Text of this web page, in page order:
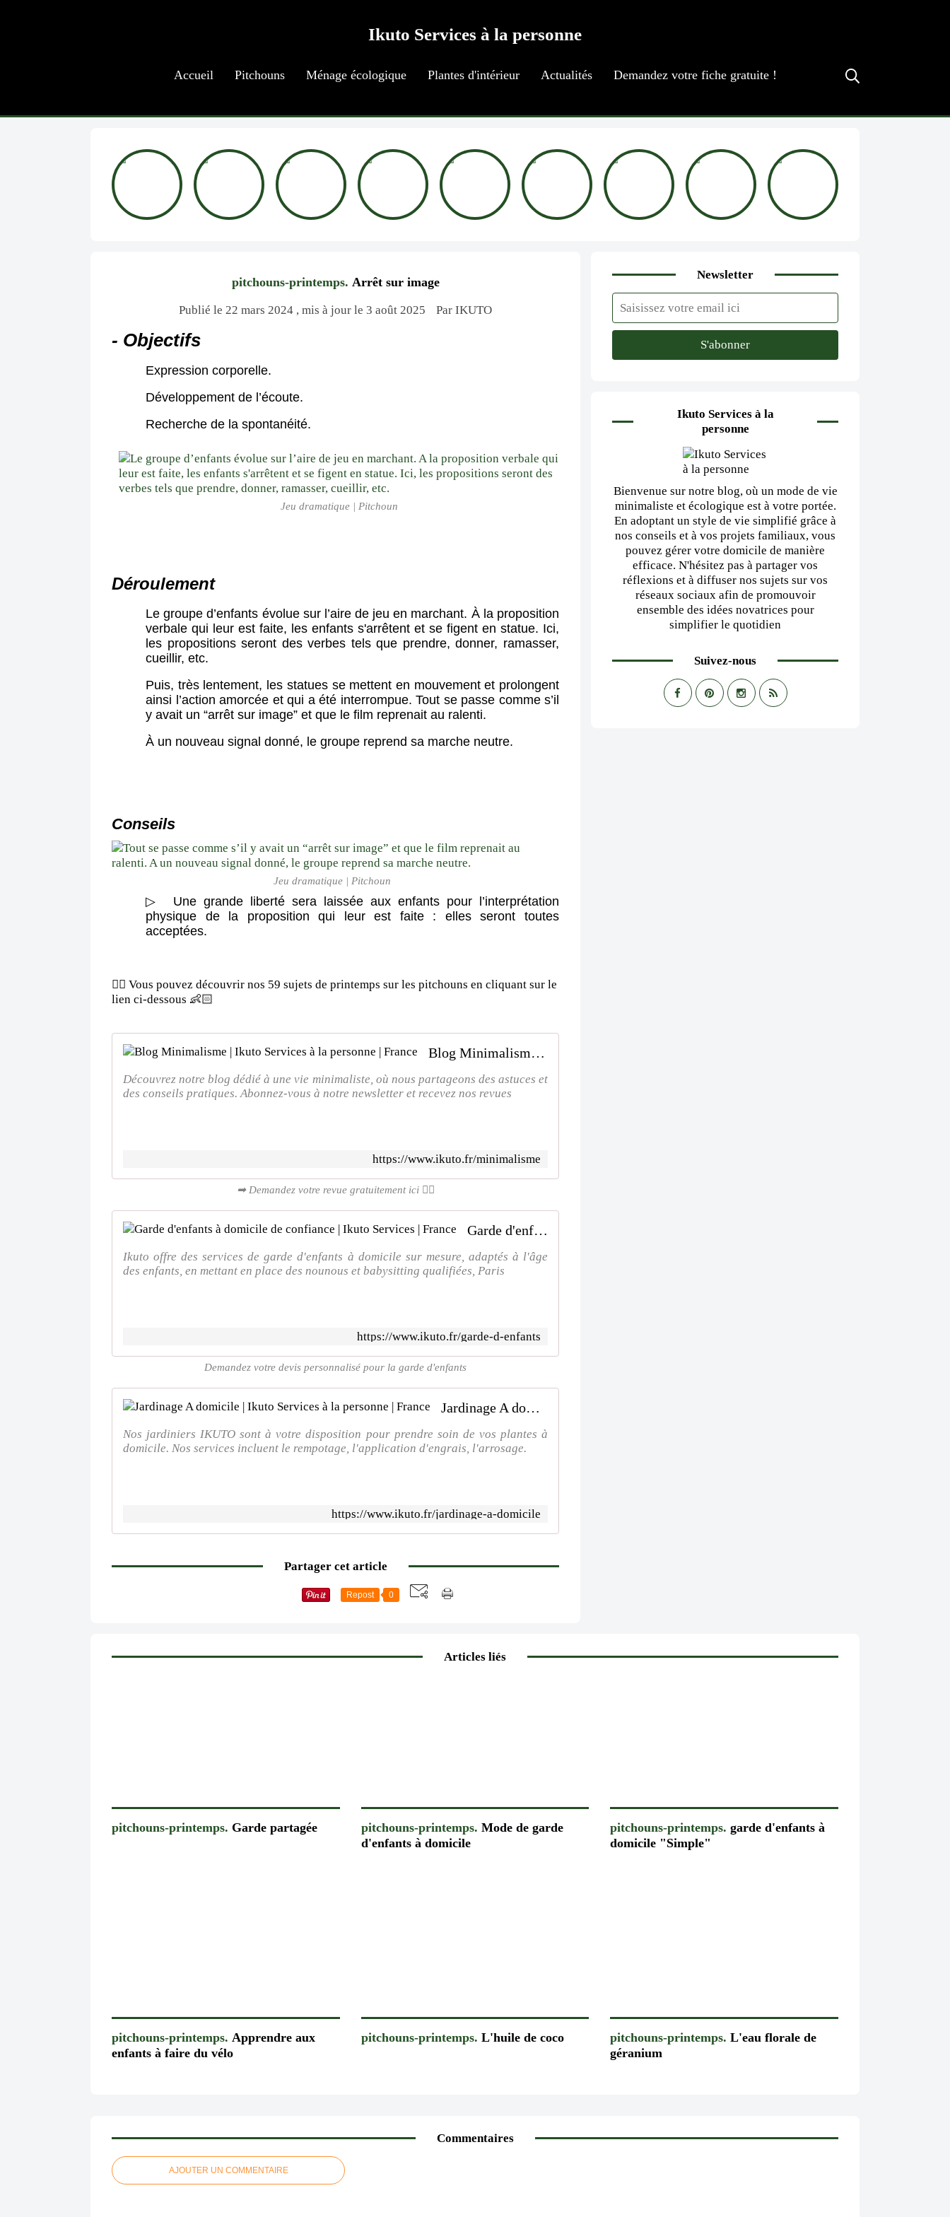
Ikuto Services à la personne
Accueil Pitchouns Ménage écologique Plantes d'intérieur Actualités Demandez votre fiche gratuite !
pitchouns-printemps. Arrêt sur image
Publié le 22 mars 2024 , mis à jour le 3 août 2025 Par IKUTO
- Objectifs
Expression corporelle.
Développement de l’écoute.
Recherche de la spontanéité.
Jeu dramatique | Pitchoun
Déroulement
Le groupe d’enfants évolue sur l’aire de jeu en marchant. À la proposition
verbale qui leur est faite, les enfants s'arrêtent et se figent en statue. Ici,
les propositions seront des verbes tels que prendre, donner, ramasser,
cueillir, etc.
Puis, très lentement, les statues se mettent en mouvement et prolongent
ainsi l’action amorcée et qui a été interrompue. Tout se passe comme s’il
y avait un “arrêt sur image” et que le film reprenait au ralenti.
À un nouveau signal donné, le groupe reprend sa marche neutre.
Conseils
Jeu dramatique | Pitchoun
▷  Une grande liberté sera laissée aux enfants pour l’interprétation
physique de la proposition qui leur est faite : elles seront toutes
acceptées.
👉🏻 Vous pouvez découvrir nos 59 sujets de printemps sur les pitchouns en cliquant sur le
lien ci-dessous 👶🏻
Blog Minimalisme | Ikuto Services à la personne | France
Découvrez notre blog dédié à une vie minimaliste, où nous partageons des astuces et
des conseils pratiques. Abonnez-vous à notre newsletter et recevez nos revues
https://www.ikuto.fr/minimalisme
➡ Demandez votre revue gratuitement ici 👌🏻
Garde d'enfants à domicile de confiance | Ikuto Services | France
Ikuto offre des services de garde d'enfants à domicile sur mesure, adaptés à l'âge
des enfants, en mettant en place des nounous et babysitting qualifiées, Paris
https://www.ikuto.fr/garde-d-enfants
Demandez votre devis personnalisé pour la garde d'enfants
Jardinage A domicile | Ikuto Services à la personne | France
Nos jardiniers IKUTO sont à votre disposition pour prendre soin de vos plantes à
domicile. Nos services incluent le rempotage, l'application d'engrais, l'arrosage.
https://www.ikuto.fr/jardinage-a-domicile
Partager cet article
Repost 0
Newsletter
Ikuto Services à la
personne
Bienvenue sur notre blog, où un mode de vie
minimaliste et écologique est à votre portée.
En adoptant un style de vie simplifié grâce à
nos conseils et à vos projets familiaux, vous
pouvez gérer votre domicile de manière
efficace. N'hésitez pas à partager vos
réflexions et à diffuser nos sujets sur vos
réseaux sociaux afin de promouvoir
ensemble des idées novatrices pour
simplifier le quotidien
Suivez-nous
Articles liés
pitchouns-printemps. Garde partagée pitchouns-printemps. Mode de garde
d'enfants à domicile
pitchouns-printemps. garde d'enfants à
domicile "Simple"
pitchouns-printemps. ​​​​​​​Apprendre aux
enfants à faire du vélo
pitchouns-printemps. L'huile de coco pitchouns-printemps. L'eau florale de
géranium
Commentaires
AJOUTER UN COMMENTAIRE